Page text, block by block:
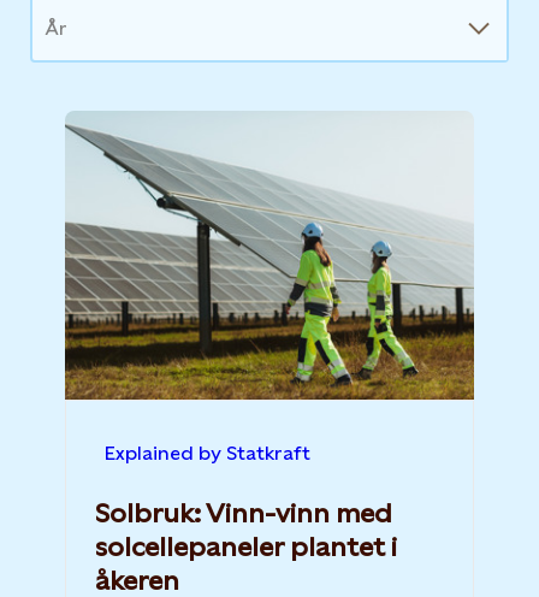
År
Explained by Statkraft
Solbruk: Vinn-vinn med
solcellepaneler plantet i
åkeren